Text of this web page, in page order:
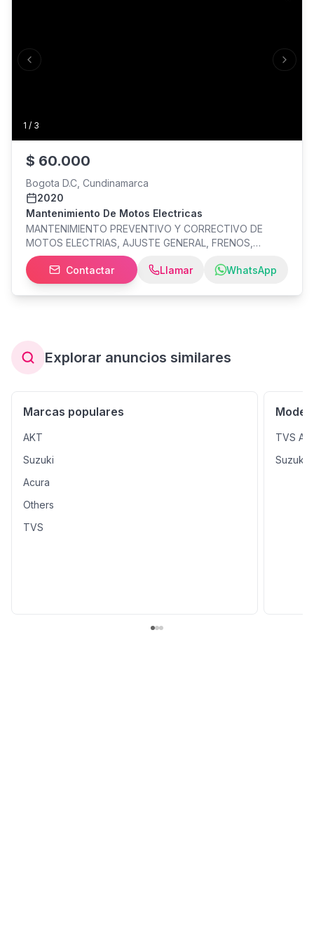
1 / 3
Previous slide Next
$ 60.000
Bogota D.C, Cundinamarca
2020
Mantenimiento De Motos Electricas
MANTENIMIENTO PREVENTIVO Y CORRECTIVO DE
MOTOS ELECTRIAS, AJUSTE GENERAL, FRENOS,
SUSPENCION, PINTURA GENERAL, ELECTRICIDAD Y
MUCHO MAS. POWERFUL BICYCLES CRA A 31 - SAN
FERNADO WHATSAPP.
Contactar Llamar WhatsApp
Explorar anuncios similares
Marcas populares
AKT
Suzuki
Acura
Others
TVS
TVS
Suzuki